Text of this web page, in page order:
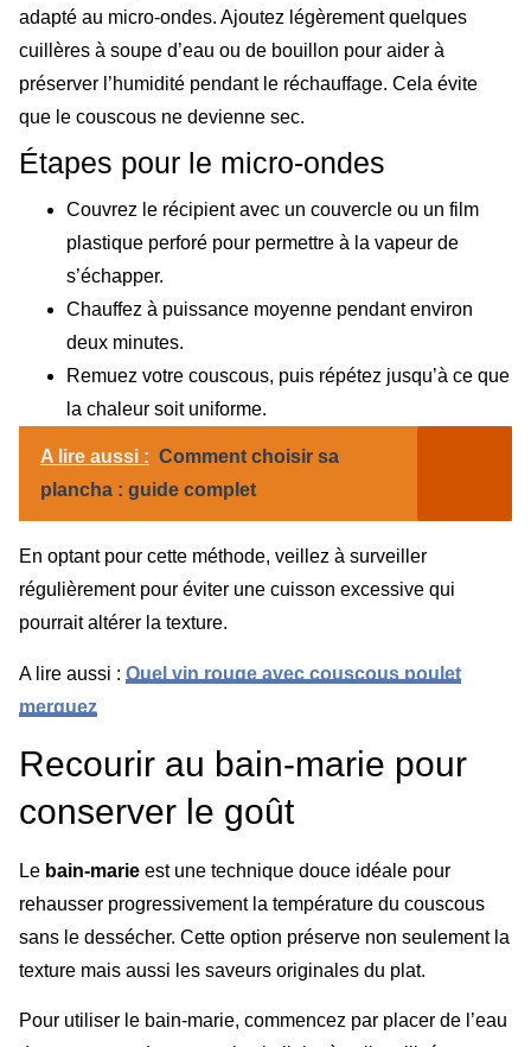
adapté au micro-ondes. Ajoutez légèrement quelques
cuillères à soupe d’eau ou de bouillon pour aider à
préserver l’humidité pendant le réchauffage. Cela évite
que le couscous ne devienne sec.
Étapes pour le micro-ondes
Couvrez le récipient avec un couvercle ou un film
plastique perforé pour permettre à la vapeur de
s’échapper.
Chauffez à puissance moyenne pendant environ
deux minutes.
Remuez votre couscous, puis répétez jusqu’à ce que
la chaleur soit uniforme.
A lire aussi : Comment choisir sa
plancha : guide complet
En optant pour cette méthode, veillez à surveiller
régulièrement pour éviter une cuisson excessive qui
pourrait altérer la texture.
A lire aussi : Quel vin rouge avec couscous poulet
merguez
Recourir au bain-marie pour
conserver le goût
Le bain-marie est une technique douce idéale pour
rehausser progressivement la température du couscous
sans le dessécher. Cette option préserve non seulement la
texture mais aussi les saveurs originales du plat.
Pour utiliser le bain-marie, commencez par placer de l’eau